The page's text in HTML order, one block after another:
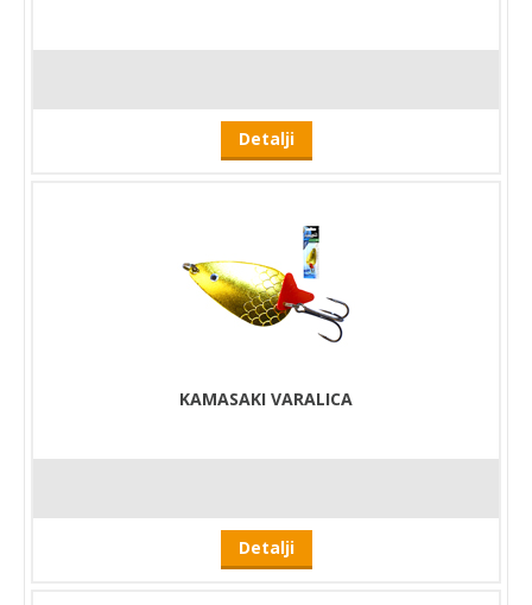
Detalji
KAMASAKI VARALICA
Detalji